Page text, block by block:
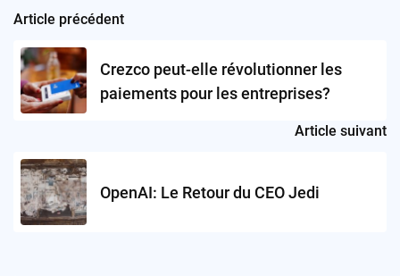
Post
navigation
Article précédent
Crezco peut-elle révolutionner les
paiements pour les entreprises?
Article suivant
OpenAI: Le Retour du CEO Jedi